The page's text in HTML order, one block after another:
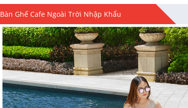
Bàn Ghế Cafe Ngoài Trời Nhập Khẩu